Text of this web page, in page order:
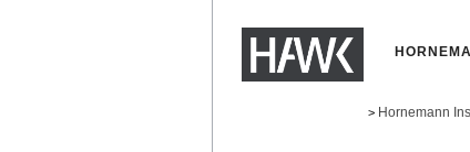
> Hornemann